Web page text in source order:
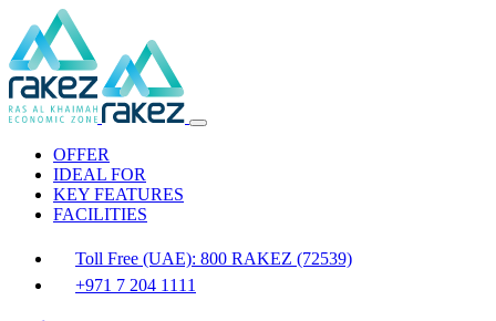
OFFER
IDEAL FOR
KEY FEATURES
FACILITIES
Toll Free (UAE): 800 RAKEZ (72539)
+971 7 204 1111